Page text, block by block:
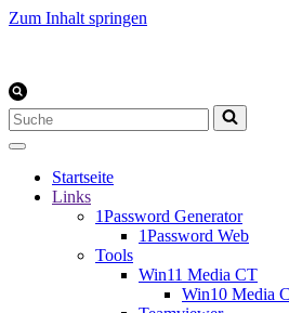
Zum Inhalt springen
Suchen
nach …
Startseite
Links
1Password Generator
1Password Web
Tools
Win11 Media CT
Win10 Media